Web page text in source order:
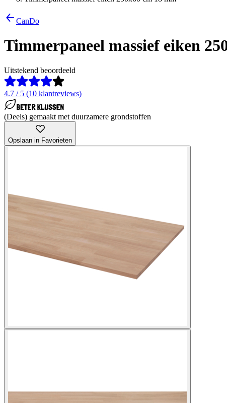
CanDo
Timmerpaneel massief eiken
Uitstekend beoordeeld
4.7 / 5 (10 klantreviews)
(Deels) gemaakt met duurzamere grondstoffen
Opslaan in Favorieten